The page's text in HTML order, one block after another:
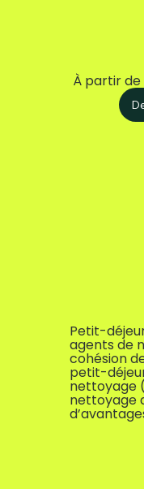
À partir de
Petit-
agents de
cohésion
petit-
nettoyage
nettoyage